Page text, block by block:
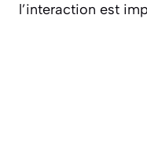
l’interaction est